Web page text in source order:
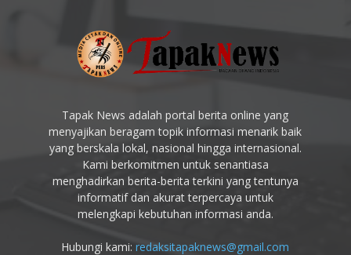
Tapak News adalah portal berita online yang
menyajikan beragam topik informasi menarik baik
yang berskala lokal, nasional hingga internasional.
Kami berkomitmen untuk senantiasa
menghadirkan berita-berita terkini yang tentunya
informatif dan akurat terpercaya untuk
melengkapi kebutuhan informasi anda.
Hubungi kami:redaksitapaknews@gmail.com